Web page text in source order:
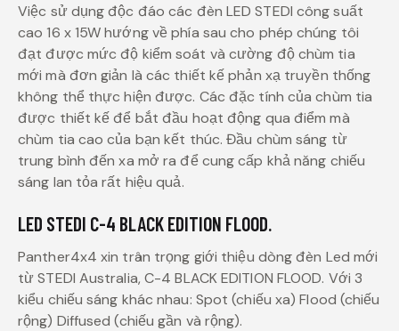
Việc sử dụng độc đáo các đèn LED STEDI công suất
cao 16 x 15W hướng về phía sau cho phép chúng tôi
đạt được mức độ kiểm soát và cường độ chùm tia
mới mà đơn giản là các thiết kế phản xạ truyền thống
không thể thực hiện được. Các đặc tính của chùm tia
được thiết kế để bắt đầu hoạt động qua điểm mà
chùm tia cao của bạn kết thúc. Đầu chùm sáng từ
trung bình đến xa mở ra để cung cấp khả năng chiếu
sáng lan tỏa rất hiệu quả.
LED STEDI C-4 BLACK EDITION FLOOD.
Panther4x4 xin trân trọng giới thiệu dòng đèn Led mới
từ STEDI Australia, C-4 BLACK EDITION FLOOD. Với 3
kiểu chiếu sáng khác nhau: Spot (chiếu xa) Flood (chiếu
rộng) Diffused (chiếu gần và rộng).